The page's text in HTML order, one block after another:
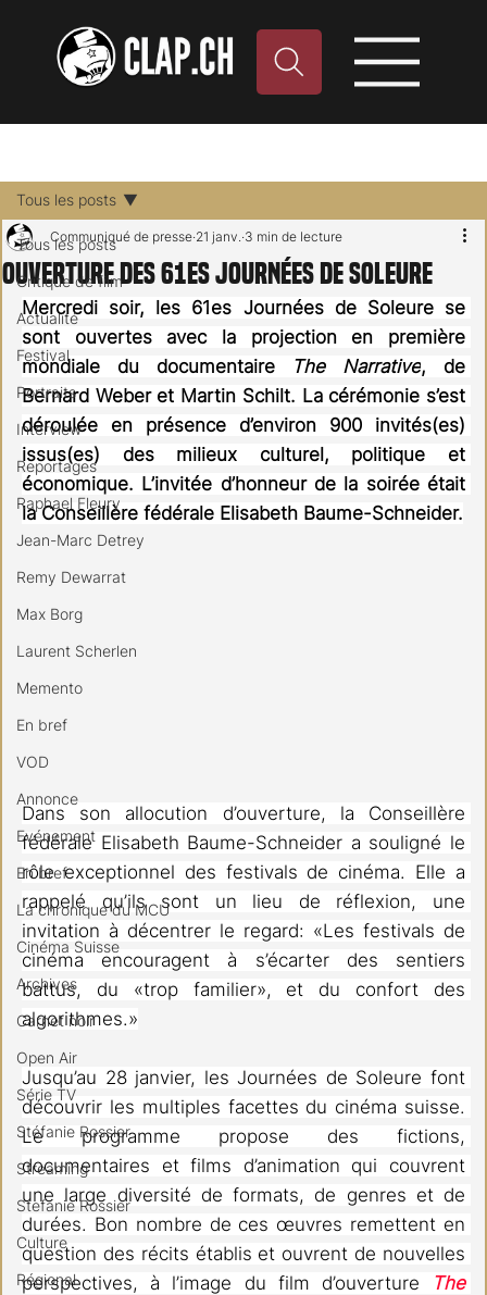
Tous les posts
Critique de film
Actualité
Festival
Portraits
Interview
Reportages
Raphael Fleury
Jean-Marc Detrey
Remy Dewarrat
Max Borg
Laurent Scherlen
Memento
En bref
VOD
Annonce
Evénement
En bref
La chronique du MCU
Cinéma Suisse
Archives
Carnet noir
Open Air
Série TV
Stéfanie Rossier
Streaming
Stefanie Rossier
Culture
Régional
Tous les posts
Ouverture des 61es Journées de Soleure
Communiqué de presse 21 janv. 3 min de lecture
Mercredi soir, les 61es Journées de Soleure se
sont ouvertes avec la projection en première
mondiale du documentaire
The Narrative, de
Bernard Weber et Martin Schilt. La cérémonie s’est
déroulée en présence d’environ 900 invités(es)
issus(es) des milieux culturel, politique et
économique. L’invitée d’honneur de la soirée était
la Conseillère fédérale Elisabeth Baume-Schneider.
Dans son allocution d’ouverture, la Conseillère
fédérale Elisabeth Baume-Schneider a souligné le
rôle exceptionnel des festivals de cinéma. Elle a
rappelé qu’ils sont un lieu de réflexion, une
invitation à décentrer le regard: «Les festivals de
cinéma encouragent à s’écarter des sentiers
battus, du «trop familier», et du confort des
algorithmes.»
Jusqu’au 28 janvier, les Journées de Soleure font
découvrir les multiples facettes du cinéma suisse.
Le programme propose des fictions,
documentaires et films d’animation qui couvrent
une large diversité de formats, de genres et de
durées. Bon nombre de ces œuvres remettent en
question des récits établis et ouvrent de nouvelles
perspectives, à l’image du film d’ouverture
The